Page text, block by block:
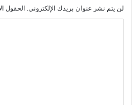
لن يتم نشر عنوان بريدك الإلكتروني. الحقول